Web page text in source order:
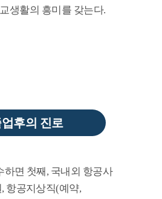
생활의 흥미를 갖는다.
후의 진로
하면 첫째, 국내외 항공사
항공지상직(예약,